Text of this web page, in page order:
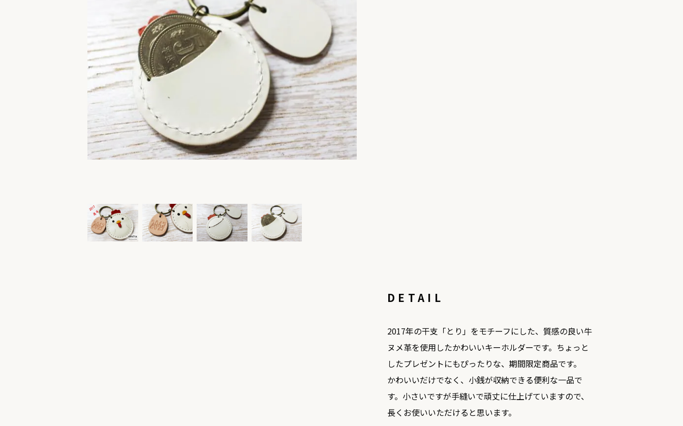
DETAIL
2017年の干支「とり」をモチーフにした、質感の良い牛
ヌメ革を使用したかわいいキーホルダーです。ちょっと
したプレゼントにもぴったりな、期間限定商品です。
かわいいだけでなく、小銭が収納できる便利な一品で
す。小さいですが手縫いで頑丈に仕上げていますので、
長くお使いいただけると思います。